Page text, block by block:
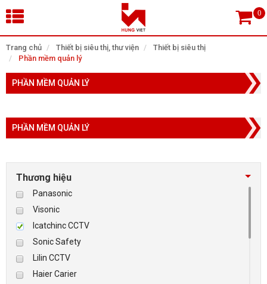
Trang chủ Thiết bị siêu thị, thư viện
Thiết bị siêu thị
Phần mềm quản lý
PHẦN MỀM QUẢN LÝ
PHẦN MỀM QUẢN LÝ
Thương hiệu
Panasonic
Visonic
Icatchinc CCTV
Sonic Safety
Lilin CCTV
Haier Carier
×
Tìm theo danh mục
TRANG CHỦ
THIẾT BỊ SIÊU THỊ, THƯ VIỆN
CAMERA GIÁM SÁT